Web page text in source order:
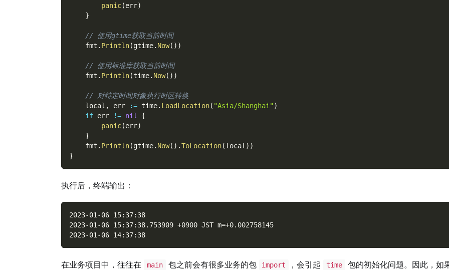
panic(err)
}
// 使用gtime获取当前时间
    fmt
. Println(gtime. Now( ) )
// 使用标准库获取当前时间
    fmt
. Println(time. Now( ) )
// 对特定时间对象执行时区转换
    local
, err := time. LoadLocation( "Asia/Shanghai")
if err != nil
{
panic(err)
}
    fmt
. Println(gtime. Now( ) .ToLocation(local ) )
}
执行后，终端输出：
2023-01-06 15:37:38
2023-01-06 15:37:38.753909 +0900 JST m=+0.002758145
2023-01-06 14:37:38
在业务项目中，往往在 main 包之前会有很多业务的包 import ，会引起 time
包的初始化问题。因此，如